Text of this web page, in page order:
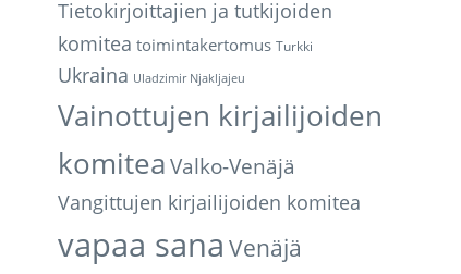
Tietokirjoittajien ja tutkijoiden
komitea toimintakertomus Turkki
Ukraina Uladzimir Njakljajeu
Vainottujen kirjailijoiden
komitea Valko-Venäjä
Vangittujen kirjailijoiden komitea
vapaa sana Venäjä